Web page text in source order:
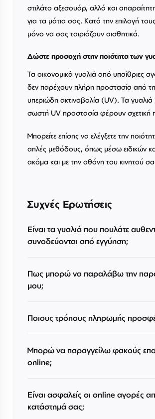
στιλάτο αξεσουάρ, αλλά και
για τα μάτια σας. Κατά την επιλογή
μόνο να σας ταιριάζουν αισθητικά.
Δώστε προσοχή στην ποιότητα των
Τα οικονομικά γυαλιά από υπαίθριες
δεν παρέχουν πλήρη προστασία από
υπεριώδη ακτινοβολία (UV). Τα γυαλιά
σωστή UV προστασία φέρουν σχετική
Μπορείτε επίσης να ελέγξετε την
απλές μεθόδους, όπως μέσω ειδικών
ακόμα και με την οθόνη του κινητού
Συχνές Ερωτήσεις
Είναι τα γυαλιά που πουλάτε
συνοδεύονται από εγγύηση;
Πως μπορώ να παραλάβω την
μου;
Ποιους τρόπους πληρωμής
Μπορώ να παραγγείλω φακούς
online;
Είναι ασφαλείς οι online αγορές
κατάστημά σας;